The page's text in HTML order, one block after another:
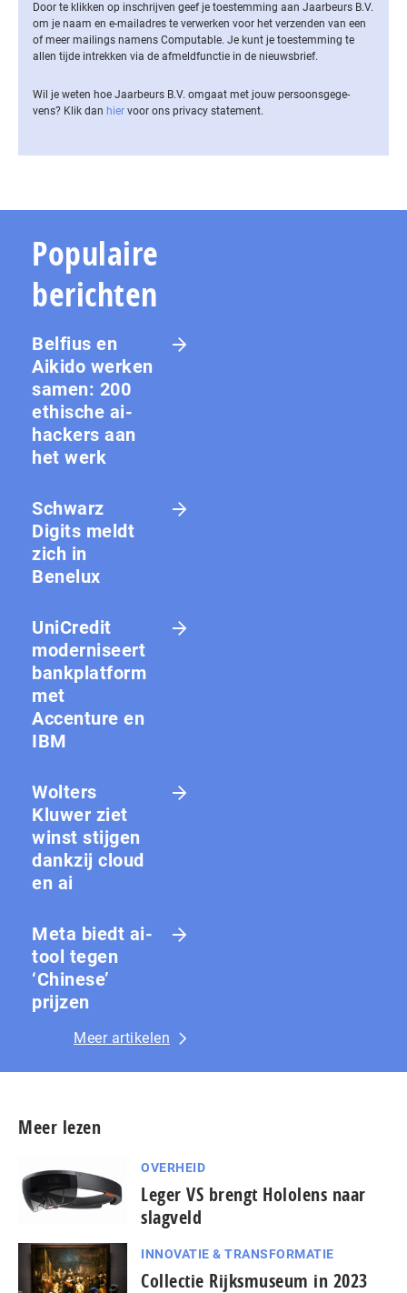
Door te klikken op inschrijven geef je toestemming aan Jaarbeurs B.V.
om je naam en e-mailadres te verwerken voor het verzenden van een
of meer mailings namens Computable. Je kunt je toestemming te
allen tijde intrekken via de af­meld­func­tie in de nieuwsbrief.
Wil je weten hoe Jaarbeurs B.V. omgaat met jouw per­soons­ge­ge­
vens? Klik dan hier voor ons privacy statement.
Populaire
berichten
Belfius en
Aikido werken
samen: 200
ethische ai-
hackers aan
het werk
Schwarz
Digits meldt
zich in
Benelux
UniCredit
moderniseert
bankplatform
met
Accenture en
IBM
Wolters
Kluwer ziet
winst stijgen
dankzij cloud
en ai
Meta biedt ai-
tool tegen
‘Chinese’
prijzen
Meer artikelen
Meer lezen
OVERHEID
Leger VS brengt Hololens naar
slagveld
INNOVATIE & TRANSFORMATIE
Collectie Rijksmuseum in 2023